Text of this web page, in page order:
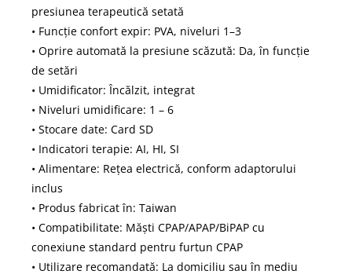
presiunea terapeutică setată
• Funcție confort expir: PVA, niveluri 1–3
• Oprire automată la presiune scăzută: Da, în funcție
de setări
• Umidificator: Încălzit, integrat
• Niveluri umidificare: 1 – 6
• Stocare date: Card SD
• Indicatori terapie: AI, HI, SI
• Alimentare: Rețea electrică, conform adaptorului
inclus
• Produs fabricat în: Taiwan
• Compatibilitate: Măști CPAP/APAP/BiPAP cu
conexiune standard pentru furtun CPAP
• Utilizare recomandată: La domiciliu sau în mediu